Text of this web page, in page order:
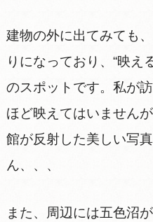
建物の外に出てみても
りになっており、“映え
のスポットです。私が
ほど映えてはいません
館が反射した美しい写
ん、、、
また、周辺には五色沼